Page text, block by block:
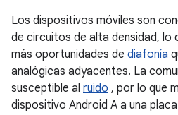
Los dispositivos móviles son
de circuitos de alta densidad, lo
más oportunidades de diafonía
analógicas adyacentes. La
susceptible al ruido , por lo que
dispositivo Android A a una